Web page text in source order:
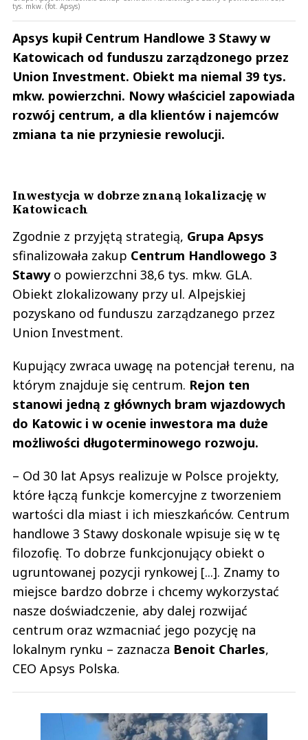
tys. mkw. (fot. Apsys)
Apsys kupił Centrum Handlowe 3 Stawy w
Katowicach od funduszu zarządzonego przez
Union Investment. Obiekt ma niemal 39 tys.
mkw. powierzchni. Nowy właściciel zapowiada
rozwój centrum, a dla klientów i najemców
zmiana ta nie przyniesie rewolucji.
Inwestycja w dobrze znaną lokalizację w
Katowicach
Zgodnie z przyjętą strategią, Grupa Apsys
sfinalizowała zakup Centrum Handlowego 3
Stawyo powierzchni 38,6 tys. mkw. GLA.
Obiekt zlokalizowany przy ul. Alpejskiej
pozyskano od funduszu zarządzanego przez
Union Investment.
Kupujący zwraca uwagę na potencjał terenu, na
którym znajduje się centrum. Rejon ten
stanowi jedną z głównych bram wjazdowych
do Katowic i w ocenie inwestora ma duże
możliwości długoterminowego rozwoju.
– Od 30 lat Apsys realizuje w Polsce projekty,
które łączą funkcje komercyjne z tworzeniem
wartości dla miast i ich mieszkańców. Centrum
handlowe 3 Stawy doskonale wpisuje się w tę
filozofię. To dobrze funkcjonujący obiekt o
ugruntowanej pozycji rynkowej [...]. Znamy to
miejsce bardzo dobrze i chcemy wykorzystać
nasze doświadczenie, aby dalej rozwijać
centrum oraz wzmacniać jego pozycję na
lokalnym rynku – zaznacza Benoit Charles,
CEO Apsys Polska.